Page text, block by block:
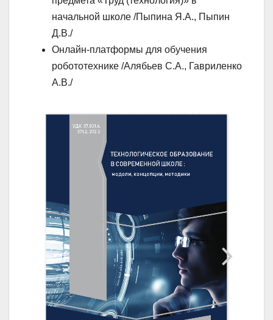
начальной школе /Пыпина Я.А., Пыпин
Д.В./
Онлайн-платформы для обучения
робототехнике /Алябьев С.А., Гавриленко
А.В./